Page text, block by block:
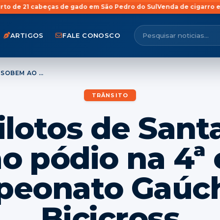
gado em São Pedro do SulVenda de cigarro eletrônico para
ARTIGOS FALE CONOSCO
SETE PILOTOS DE SANTA MARIA SOBEM AO PÓDIO NA 4ª ETAPA DO CAMPEONATO GAÚCHO DE BICICROSS
TRÂNSITO
de
pódio na 4ª